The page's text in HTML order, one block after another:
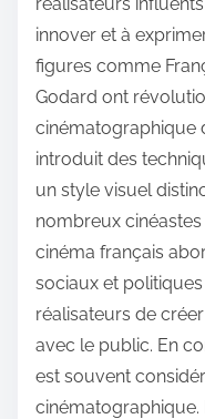
innover et à
figures comme
Godard ont
cinématographique
introduit des
un style visuel
nombreux
cinéma français
sociaux et
réalisateurs de
avec le public. En
est souvent
cinématographique.